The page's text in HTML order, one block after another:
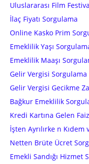
Uluslararası Film
İlaç Fiyatı Sorgulama
Online Kasko Prim
Emeklilik Yaşı
Emeklilik Maaşı
Gelir Vergisi Sorgulama
Gelir Vergisi Gecikme
Bağkur Emeklilik
Kredi Kartına Gelen
İşten Ayrılırke n
Netten Brüte Ücret
Emekli Sandığı Hizmet